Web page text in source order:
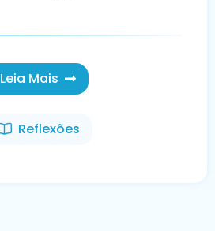
Leia Mais
Reflexões